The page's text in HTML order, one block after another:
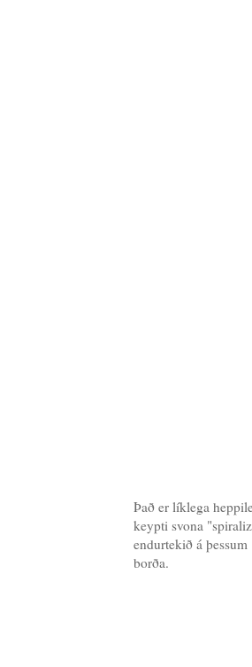
Það er líklega
keypti svona
endurtekið á
borða.